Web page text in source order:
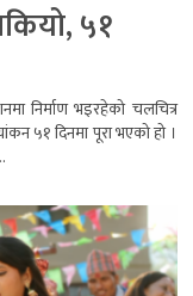
५१
निर्माण भइरहेको चलचित्र
५१ दिनमा पूरा भएको हो ।